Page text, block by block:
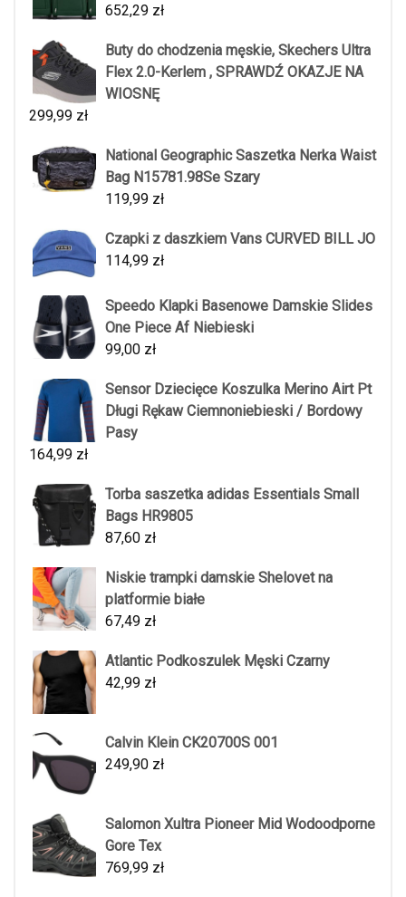
652,29 zł
Buty do chodzenia męskie, Skechers Ultra
Flex 2.0-Kerlem , SPRAWDŹ OKAZJE NA
WIOSNĘ
299,99 zł
National Geographic Saszetka Nerka Waist
Bag N15781.98Se Szary
119,99 zł
Czapki z daszkiem Vans CURVED BILL JO
114,99 zł
Speedo Klapki Basenowe Damskie Slides
One Piece Af Niebieski
99,00 zł
Sensor Dziecięce Koszulka Merino Airt Pt
Długi Rękaw Ciemnoniebieski / Bordowy
Pasy
164,99 zł
Torba saszetka adidas Essentials Small
Bags HR9805
87,60 zł
Niskie trampki damskie Shelovet na
platformie białe
67,49 zł
Atlantic Podkoszulek Męski Czarny
42,99 zł
Calvin Klein CK20700S 001
249,90 zł
Salomon Xultra Pioneer Mid Wodoodporne
Gore Tex
769,99 zł